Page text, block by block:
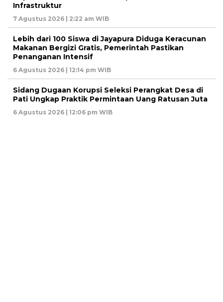
Infrastruktur
7 Agustus 2026 | 2:22 am WIB
Lebih dari 100 Siswa di Jayapura Diduga Keracunan
Makanan Bergizi Gratis, Pemerintah Pastikan
Penanganan Intensif
6 Agustus 2026 | 12:14 pm WIB
Sidang Dugaan Korupsi Seleksi Perangkat Desa di
Pati Ungkap Praktik Permintaan Uang Ratusan Juta
6 Agustus 2026 | 12:06 pm WIB